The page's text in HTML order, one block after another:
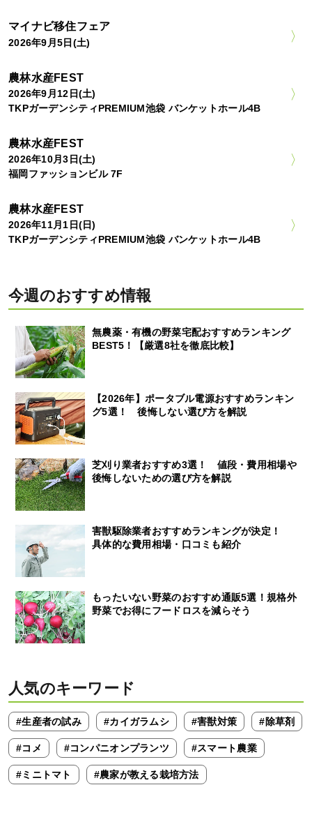
マイナビ移住フェア
2026年9月5日(土)
農林水産FEST
2026年9月12日(土)
TKPガーデンシティPREMIUM池袋 バンケットホール4B
農林水産FEST
2026年10月3日(土)
福岡ファッションビル 7F
農林水産FEST
2026年11月1日(日)
TKPガーデンシティPREMIUM池袋 バンケットホール4B
今週のおすすめ情報
無農薬・有機の野菜宅配おすすめランキング
BEST5！【厳選8社を徹底比較】
【2026年】ポータブル電源おすすめランキン
グ5選！ 後悔しない選び方を解説
芝刈り業者おすすめ3選！ 値段・費用相場や
後悔しないための選び方を解説
害獣駆除業者おすすめランキングが決定！
具体的な費用相場・口コミも紹介
もったいない野菜のおすすめ通販5選！規格外
野菜でお得にフードロスを減らそう
人気のキーワード
#生産者の試み #カイガラムシ #害獣対策 #除草剤
#コメ #コンパニオンプランツ #スマート農業
#ミニトマト #農家が教える栽培方法